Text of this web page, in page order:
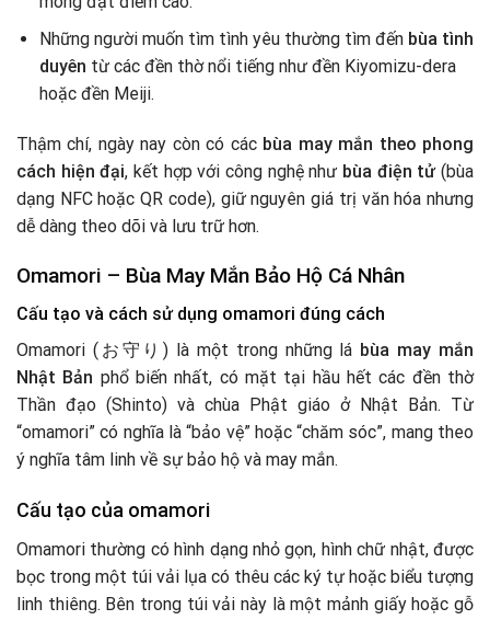
Những người muốn tìm tình yêu thường tìm đến bùa tình
duyên từ các đền thờ nổi tiếng như đền Kiyomizu-dera
hoặc đền Meiji.
Thậm chí, ngày nay còn có các bùa may mắn theo phong
cách hiện đại, kết hợp với công nghệ như bùa điện tử(bùa
dạng NFC hoặc QR code), giữ nguyên giá trị văn hóa nhưng
dễ dàng theo dõi và lưu trữ hơn.
Omamori – Bùa May Mắn Bảo Hộ Cá Nhân
Cấu tạo và cách sử dụng omamori đúng cách
Omamori (お守り) là một trong những lá bùa may mắn
Nhật Bản phổ biến nhất, có mặt tại hầu hết các đền thờ
Thần đạo (Shinto) và chùa Phật giáo ở Nhật Bản. Từ
“omamori” có nghĩa là “bảo vệ” hoặc “chăm sóc”, mang theo
ý nghĩa tâm linh về sự bảo hộ và may mắn.
Cấu tạo của omamori
Omamori thường có hình dạng nhỏ gọn, hình chữ nhật, được
bọc trong một túi vải lụa có thêu các ký tự hoặc biểu tượng
linh thiêng. Bên trong túi vải này là một mảnh giấy hoặc gỗ